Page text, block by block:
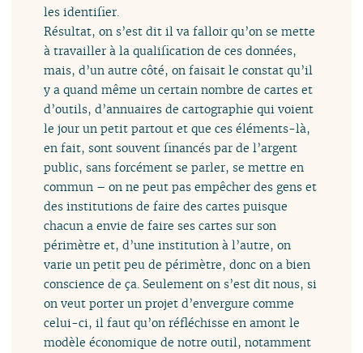
les identifier.
Résultat, on s’est dit il va falloir qu’on se mette
à travailler à la qualification de ces données,
mais, d’un autre côté, on faisait le constat qu’il
y a quand même un certain nombre de cartes et
d’outils, d’annuaires de cartographie qui voient
le jour un petit partout et que ces éléments-là,
en fait, sont souvent financés par de l’argent
public, sans forcément se parler, se mettre en
commun – on ne peut pas empêcher des gens et
des institutions de faire des cartes puisque
chacun a envie de faire ses cartes sur son
périmètre et, d’une institution à l’autre, on
varie un petit peu de périmètre, donc on a bien
conscience de ça. Seulement on s’est dit nous, si
on veut porter un projet d’envergure comme
celui-ci, il faut qu’on réfléchisse en amont le
modèle économique de notre outil, notamment